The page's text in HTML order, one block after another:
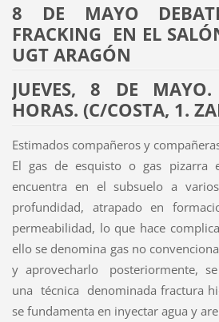
8 DE MAYO
FRACKING EN EL
UGT ARAGÓN
JUEVES, 8 DE
HORAS. (C/COSTA, 1.
Estimados compañeros y
El gas de esquisto o gas pizarra
encuentra en el subsuelo a
profundidad, atrapado en
permeabilidad, lo que hace
ello se denomina gas no
y aprovecharlo posteriormente,
una técnica denominada fractura
se fundamenta en inyectar agua y